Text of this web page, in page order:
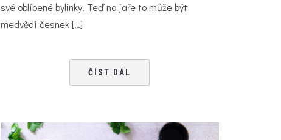
své oblíbené bylinky. Teď na jaře to může být
medvědí česnek […]
ČÍST DÁL